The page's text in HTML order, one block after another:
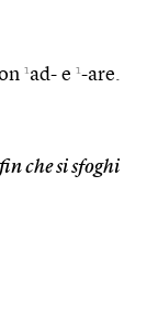
1ad- e 1-are.
fin che si sfoghi